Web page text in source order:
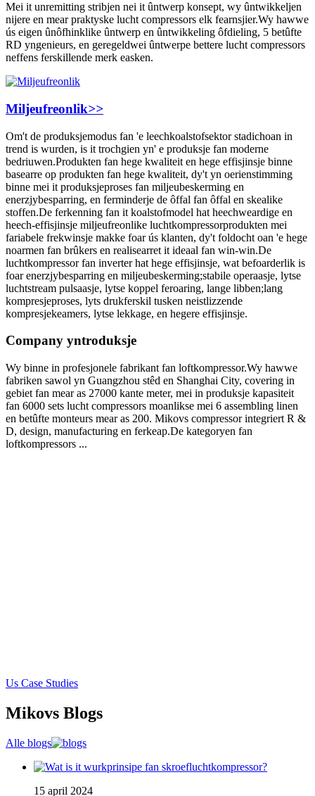
Mei it unremitting stribjen nei it ûntwerp konsept, wy ûntwikkeljen
nijere en mear praktyske lucht compressors elk fearnsjier.Wy hawwe
ús eigen ûnôfhinklike ûntwerp en ûntwikkeling ôfdieling, 5 betûfte
RD yngenieurs, en geregeldwei ûntwerpe bettere lucht compressors
neffens ferskillende merk easken.
Miljeufreonlik>>
Om't de produksjemodus fan 'e leechkoalstofsektor stadichoan in
trend is wurden, is it trochgien yn' e produksje fan moderne
bedriuwen.Produkten fan hege kwaliteit en hege effisjinsje binne
basearre op produkten fan hege kwaliteit, dy't yn oerienstimming
binne mei it produksjeproses fan miljeubeskerming en
enerzjybesparring, en ferminderje de ôffal fan ôffal en skealike
stoffen.De ferkenning fan it koalstofmodel hat heechweardige en
heech-effisjinsje miljeufreonlike luchtkompressorprodukten mei
fariabele frekwinsje makke foar ús klanten, dy't foldocht oan 'e hege
noarmen fan brûkers en realisearret it ideaal fan win-win.De
luchtkompressor fan inverter hat hege effisjinsje, wat befoarderlik is
foar enerzjybesparring en miljeubeskerming;stabile operaasje, lytse
luchtstream pulsaasje, lytse koppel feroaring, lange libben;lang
kompresjeproses, lyts drukferskil tusken neistlizzende
kompresjekeamers, lytse lekkage, en hegere effisjinsje.
Company yntroduksje
Wy binne in profesjonele fabrikant fan loftkompressor.Wy hawwe
fabriken sawol yn Guangzhou stêd en Shanghai City, covering in
gebiet fan mear as 27000 kante meter, mei in produksje kapasiteit
fan 6000 sets lucht compressors moanlikse mei 6 assembling linen
en betûfte monteurs mear as 200. Mikovs compressor integriert R &
D, design, manufacturing en ferkeap.De kategoryen fan
loftkompressors ...
Us Case Studies
Mikovs Blogs
Alle blogs
15 april 2024